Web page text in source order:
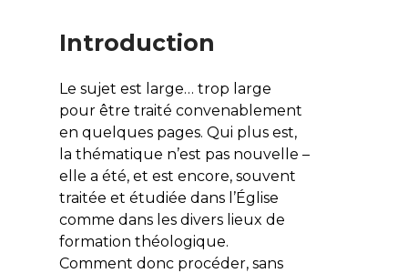
Introduction
Le sujet est large… trop large
pour être traité convenablement
en quelques pages. Qui plus est,
la thématique n’est pas nouvelle –
elle a été, et est encore, souvent
traitée et étudiée dans l’Église
comme dans les divers lieux de
formation théologique.
Comment donc procéder, sans